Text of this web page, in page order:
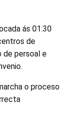
ás 01:30
de
de persoal e
o proceso